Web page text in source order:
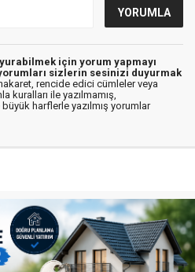
için yorum yapmayı
sizlerin sesinizi duyurmak
rencide edici cümleler veya
kuralları ile yazılmamış,
harflerle yazılmış yorumlar